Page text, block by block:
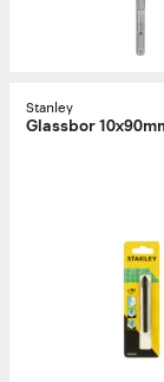
Stanley
Glassbor